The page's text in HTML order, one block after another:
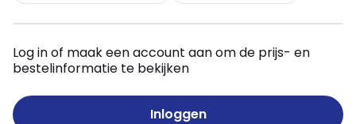
Log in of maak een account aan om de prijs- en
bestelinformatie te bekijken
Inloggen